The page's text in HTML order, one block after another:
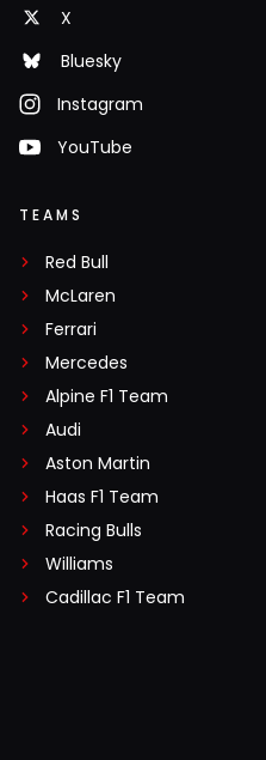
X
Bluesky
Instagram
YouTube
TEAMS
Red Bull
McLaren
Ferrari
Mercedes
Alpine F1 Team
Audi
Aston Martin
Haas F1 Team
Racing Bulls
Williams
Cadillac F1 Team